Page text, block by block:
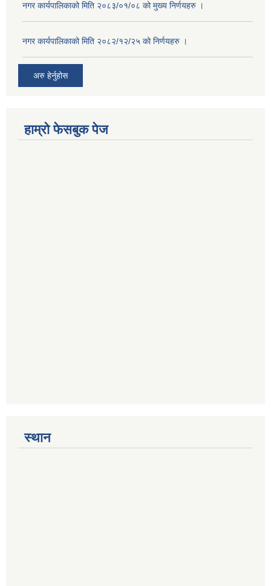
नगर कार्यपालिकाको मिति २०८३/०१/०८ को मुख्य निर्णयहरु ।
नगर कार्यपालिकाको मिति २०८२/१२/२५ को निर्णयहरु ।
अरु हेर्नुहोस
हाम्रो फेसबुक पेज
स्थान